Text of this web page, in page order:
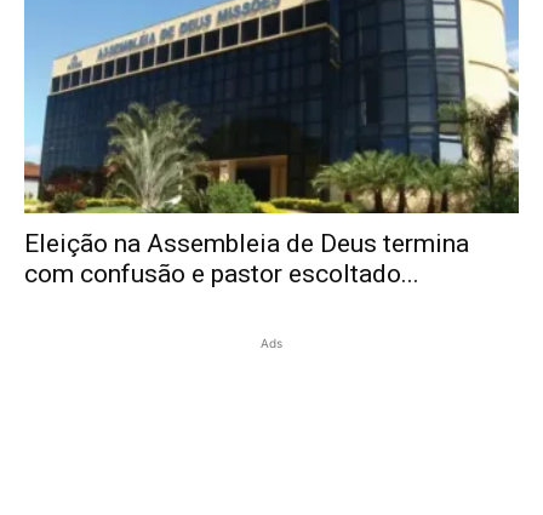
Eleição na Assembleia de Deus termina
com confusão e pastor escoltado...
Ads